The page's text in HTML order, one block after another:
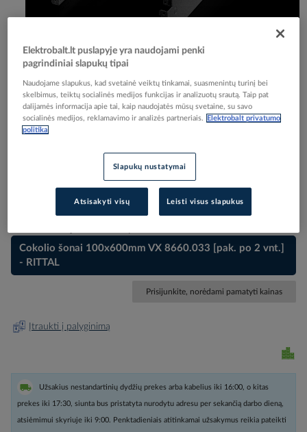
Skip
the
beginning
the
Reali prekė gali skirtis nuo pavaizduotos nuotraukoje
Cokolio šonai 600x100mm VX 8640.033 [pak. po 2
vnt.] - RITTAL
Elektrobalt prekės kodas
Gamintojo prekės kodas
Prekė nebegaminama.
Cokolio šonai 100x600mm VX 8660.033 [pak. po 2 vnt.]
- RITTAL
Prisijunkite, norėdami pamatyti kainas
Įtraukti į palyginimą
Užsakius nestandartinių dydžių prekes arba kabelius iki 16:00, o kitas
prekes iki 17:30, siunta bus pristatyta nurodytu adresu per sekančią darbo dieną,
atsiėmimui skyriuje iki 9:00. Penktadieniais atitinkamai užsakymus reikia pateikti
Elektrobalt.lt puslapyje yra naudojami penki
pagrindiniai slapukų tipai
Naudojame slapukus, kad svetainė veiktų tinkamai, suasmenintų turinį bei
skelbimus, teiktų socialinės medijos funkcijas ir analizuotų srautą. Taip pat
dalijamės informacija apie tai, kaip naudojatės mūsų svetaine, su savo
socialinės medijos, reklamavimo ir analizės partneriais.
Elektrobalt privatumo
politika
Slapukų nustatymai
Atsisakyti visų Leisti visus slapukus